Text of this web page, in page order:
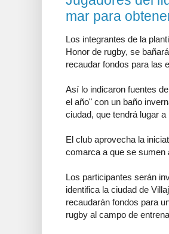
mar para
Los integrantes de la
Honor de rugby, se
recaudar fondos para las
Así lo indicaron fuentes
el año" con un baño
ciudad, que tendrá lugar
El club aprovecha la
comarca a que se sumen
Los participantes serán
identifica la ciudad de
recaudarán fondos para
rugby al campo de